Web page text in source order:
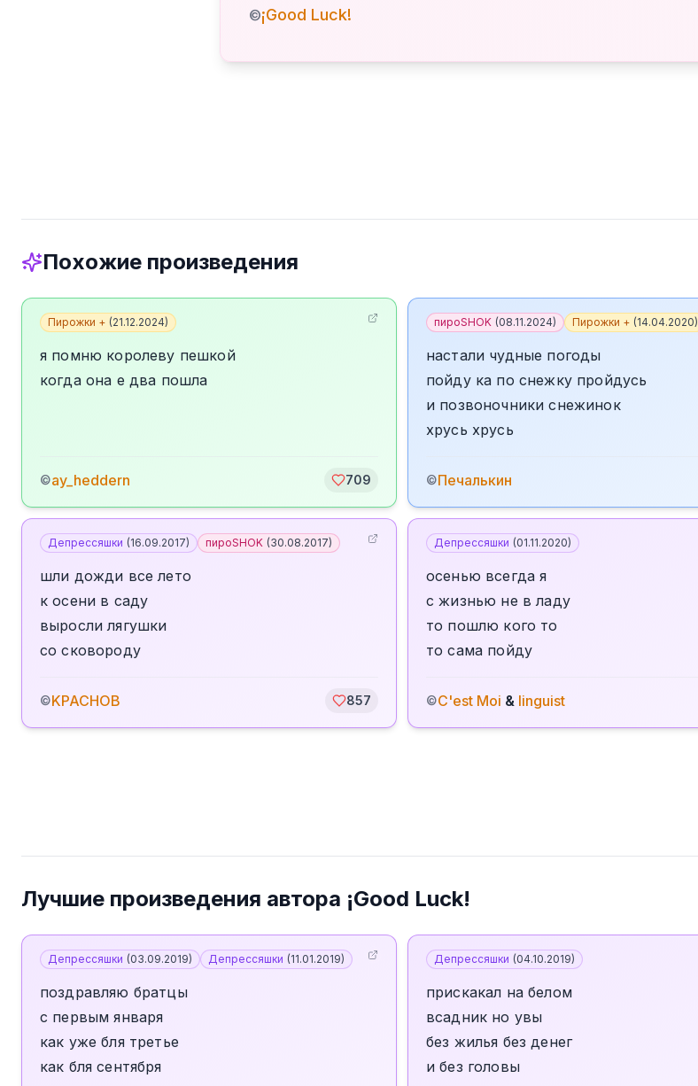
©¡Good Luck!
Похожие произведения
Пирожки + (21.12.2024)
я помню королеву пешкой
когда она е два пошла
©ay_heddern 709
пироSHOK (08.11.2024) Пирожки + (14.04.2020)
настали чудные погоды
пойду ка по снежку пройдусь
и позвоночники снежинок
хрусь хрусь
©Печалькин
Депрессяшки (16.09.2017) пироSHOK (30.08.2017)
шли дожди все лето
к осени в саду
выросли лягушки
со сковороду
©KPACHOB 857
Депрессяшки (01.11.2020)
осенью всегда я
с жизнью не в ладу
то пошлю кого то
то сама пойду
©C'est Moi & linguist
Лучшие произведения автора ¡Good Luck!
Депрессяшки (03.09.2019) Депрессяшки (11.01.2019)
поздравляю братцы
с первым января
как уже бля третье
как бля сентября
Депрессяшки (04.10.2019)
прискакал на белом
всадник но увы
без жилья без денег
и без головы